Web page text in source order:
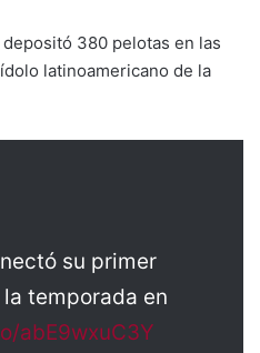
380 pelotas en las
latinoamericano de la
su primer
temporada en
abE9wxuC3Y